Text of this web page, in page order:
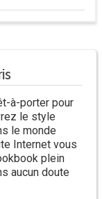
à-porter pour
le style
le monde
Internet vous
plein
aucun doute